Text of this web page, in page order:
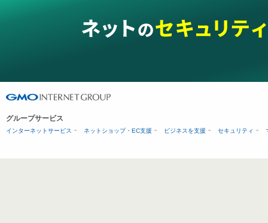
グループサービス
インターネットサービス ネットショップ・EC支援 ビジネスを支援 セキュリティ